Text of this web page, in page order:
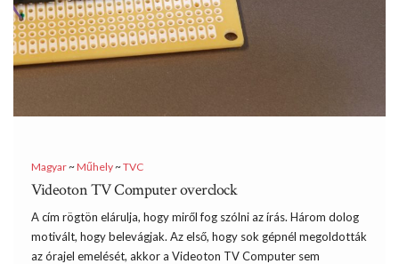
Magyar~Műhely~TVC
Videoton TV Computer overclock
A cím rögtön elárulja, hogy miről fog szólni az írás. Három dolog
motivált, hogy belevágjak. Az első, hogy sok gépnél megoldották
az órajel emelését, akkor a Videoton TV Computer sem